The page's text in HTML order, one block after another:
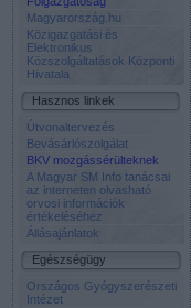
Magyarország.hu
Közigazgatási és
Elektronikus
Közszolgáltatások Központi
Hivatala
Hasznos linkek
Útvonaltervezés
Bevásárlószolgálat
BKV mozgássérülteknek
A Magyar SM Info tanácsai
az interneten olvasható
orvosi információk
értékeléséhez
Állásajánlatok
Egészségügy
Országos Gyógyszerészeti
Intézet